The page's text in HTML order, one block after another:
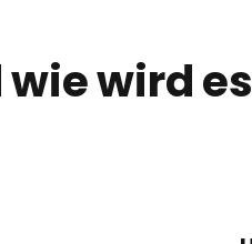
wird es